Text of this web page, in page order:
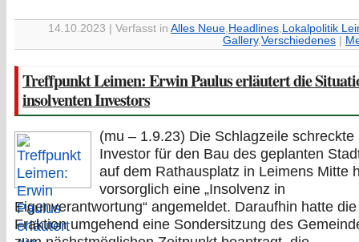
14.10.2023 | Verfasst in Alles Neue Headlines Lokalpolitik
Gallery, Verschiedenes |
Treffpunkt Leimen: Erwin Paulus erläutert die
insolventen Investors
(mu – 1.9.23) Die Schlagzeile schreckte
Investor für den Bau des geplanten
auf dem Rathausplatz in Leimens Mitte
vorsorglich eine „Insolvenz in
Eigenverantwortung“ angemeldet. Daraufhin hatte
Fraktion umgehend eine Sondersitzung des